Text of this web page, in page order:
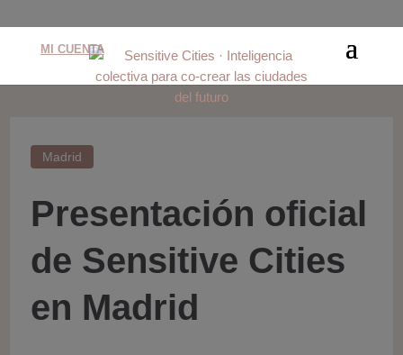
MI CUENTA
Madrid
Presentación oficial
de Sensitive Cities
en Madrid